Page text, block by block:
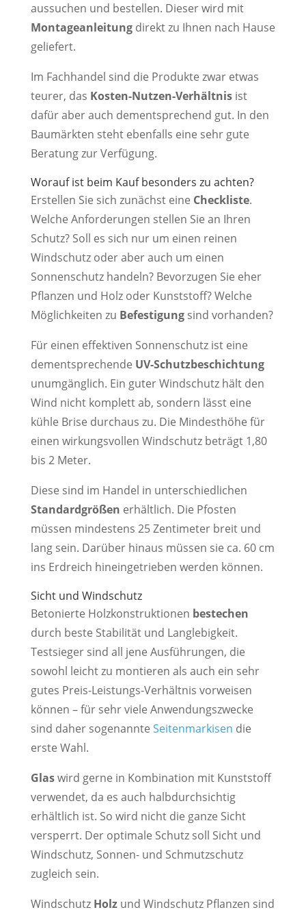
aussuchen und bestellen. Dieser wird mit
Montageanleitungdirekt zu Ihnen nach Hause
geliefert.
Im Fachhandel sind die Produkte zwar etwas
teurer, das Kosten-Nutzen-Verhältnisist
dafür aber auch dementsprechend gut. In den
Baumärkten steht ebenfalls eine sehr gute
Beratung zur Verfügung.
Worauf ist beim Kauf besonders zu achten?
Erstellen Sie sich zunächst eine Checkliste.
Welche Anforderungen stellen Sie an Ihren
Schutz? Soll es sich nur um einen reinen
Windschutz oder aber auch um einen
Sonnenschutz handeln? Bevorzugen Sie eher
Pflanzen und Holz oder Kunststoff? Welche
Möglichkeiten zu Befestigungsind vorhanden?
Für einen effektiven Sonnenschutz ist eine
dementsprechende UV-Schutzbeschichtung
unumgänglich. Ein guter Windschutz hält den
Wind nicht komplett ab, sondern lässt eine
kühle Brise durchaus zu. Die Mindesthöhe für
einen wirkungsvollen Windschutz beträgt 1,80
bis 2 Meter.
Diese sind im Handel in unterschiedlichen
Standardgrößen erhältlich. Die Pfosten
müssen mindestens 25 Zentimeter breit und
lang sein. Darüber hinaus müssen sie ca. 60 cm
ins Erdreich hineingetrieben werden können.
Sicht und Windschutz
Betonierte Holzkonstruktionen bestechen
durch beste Stabilität und Langlebigkeit.
Testsieger sind all jene Ausführungen, die
sowohl leicht zu montieren als auch ein sehr
gutes Preis-Leistungs-Verhältnis vorweisen
können – für sehr viele Anwendungszwecke
sind daher sogenannte Seitenmarkisen die
erste Wahl.
Glaswird gerne in Kombination mit Kunststoff
verwendet, da es auch halbdurchsichtig
erhältlich ist. So wird nicht die ganze Sicht
versperrt. Der optimale Schutz soll Sicht und
Windschutz, Sonnen- und Schmutzschutz
zugleich sein.
Windschutz Holzund Windschutz Pflanzen sind